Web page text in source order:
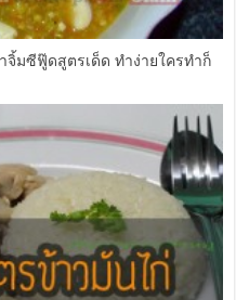
มซีฟู๊ดสูตรเด็ด ทำง่ายใครทำก็